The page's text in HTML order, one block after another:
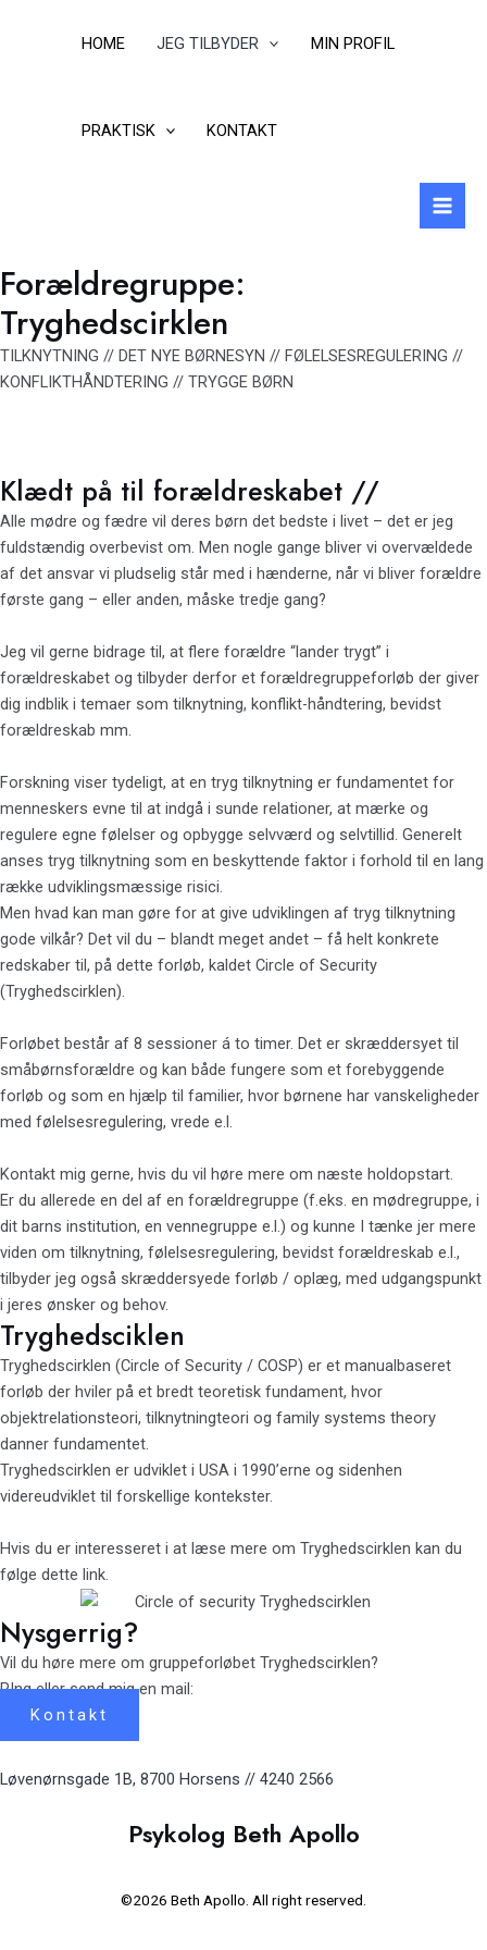
HOME JEG TILBYDER MIN PROFIL
PRAKTISK KONTAKT
Forældregruppe:
Tryghedscirklen
TILKNYTNING // DET NYE BØRNESYN // FØLELSESREGULERING //
KONFLIKTHÅNDTERING // TRYGGE BØRN
Klædt på til forældreskabet //
Alle mødre og fædre vil deres børn det bedste i livet – det er jeg
fuldstændig overbevist om. Men nogle gange bliver vi overvældede
af det ansvar vi pludselig står med i hænderne, når vi bliver forældre
første gang – eller anden, måske tredje gang?
Jeg vil gerne bidrage til, at flere forældre “lander trygt” i
forældreskabet og tilbyder derfor et forældregruppeforløb der giver
dig indblik i temaer som tilknytning, konflikt-håndtering, bevidst
forældreskab mm.
Forskning viser tydeligt, at en tryg tilknytning er fundamentet for
menneskers evne til at indgå i sunde relationer, at mærke og
regulere egne følelser og opbygge selvværd og selvtillid. Generelt
anses tryg tilknytning som en beskyttende faktor i forhold til en lang
række udviklingsmæssige risici.
Men hvad kan man gøre for at give udviklingen af tryg tilknytning
gode vilkår? Det vil du – blandt meget andet – få helt konkrete
redskaber til, på dette forløb, kaldet Circle of Security
(Tryghedscirklen).
Forløbet består af 8 sessioner á to timer. Det er skræddersyet til
småbørnsforældre og kan både fungere som et forebyggende
forløb og som en hjælp til familier, hvor børnene har vanskeligheder
med følelsesregulering, vrede e.l.
Kontakt mig gerne, hvis du vil høre mere om næste holdopstart.
Er du allerede en del af en forældregruppe (f.eks. en mødregruppe, i
dit barns institution, en vennegruppe e.l.) og kunne I tænke jer mere
viden om tilknytning, følelsesregulering, bevidst forældreskab e.l.,
tilbyder jeg også skræddersyede forløb / oplæg, med udgangspunkt
i jeres ønsker og behov.
Tryghedsciklen
Tryghedscirklen (Circle of Security / COSP) er et manualbaseret
forløb der hviler på et bredt teoretisk fundament, hvor
objektrelationsteori, tilknytningteori og family systems theory
danner fundamentet.
Tryghedscirklen er udviklet i USA i 1990’erne og sidenhen
videreudviklet til forskellige kontekster.
Hvis du er interesseret i at læse mere om Tryghedscirklen kan du
følge dette link.
Nysgerrig?
Vil du høre mere om gruppeforløbet Tryghedscirklen?
RIng eller send mig en mail:
Kontakt
Løvenørnsgade 1B, 8700 Horsens // 4240 2566
Psykolog Beth Apollo
©2026 Beth Apollo. All right reserved.